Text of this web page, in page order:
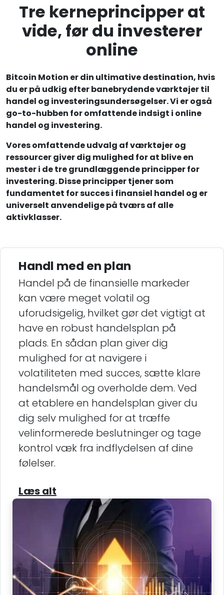
Tre kerneprincipper at
vide, før du investerer
online
Bitcoin Motion er din ultimative destination, hvis
du er på udkig efter banebrydende værktøjer til
handel og investeringsundersøgelser. Vi er også
go-to-hubben for omfattende indsigt i online
handel og investering.
Vores omfattende udvalg af værktøjer og
ressourcer giver dig mulighed for at blive en
mester i de tre grundlæggende principper for
investering. Disse principper tjener som
fundamentet for succes i finansiel handel og er
universelt anvendelige på tværs af alle
aktivklasser.
Handl med en plan
Handel på de finansielle markeder
kan være meget volatil og
uforudsigelig, hvilket gør det vigtigt at
have en robust handelsplan på
plads. En sådan plan giver dig
mulighed for at navigere i
volatiliteten med succes, sætte klare
handelsmål og overholde dem. Ved
at etablere en handelsplan giver du
dig selv mulighed for at træffe
velinformerede beslutninger og tage
kontrol væk fra indflydelsen af dine
følelser.
Læs alt